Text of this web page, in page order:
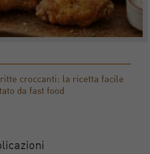
croccanti: la ricetta facile
da fast food